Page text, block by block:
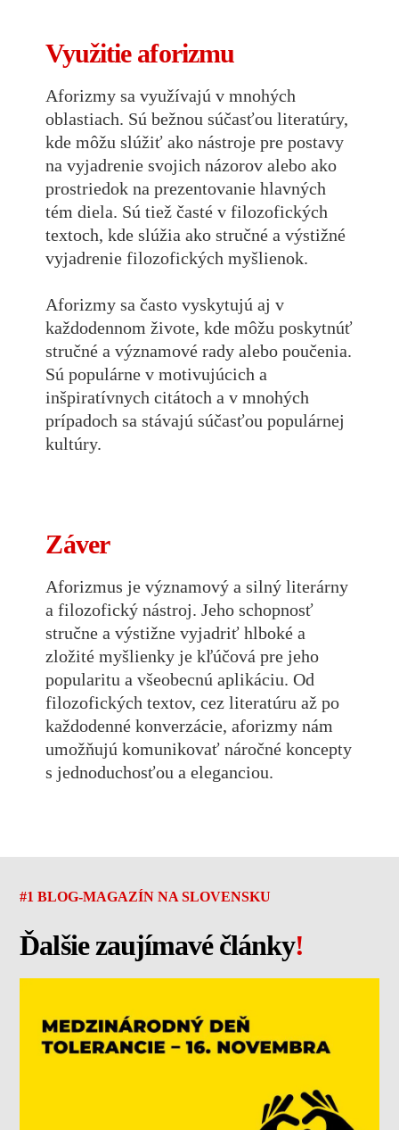
Využitie aforizmu
Aforizmy sa využívajú v mnohých
oblastiach. Sú bežnou súčasťou literatúry,
kde môžu slúžiť ako nástroje pre postavy
na vyjadrenie svojich názorov alebo ako
prostriedok na prezentovanie hlavných
tém diela. Sú tiež časté v filozofických
textoch, kde slúžia ako stručné a výstižné
vyjadrenie filozofických myšlienok.
Aforizmy sa často vyskytujú aj v
každodennom živote, kde môžu poskytnúť
stručné a významové rady alebo poučenia.
Sú populárne v motivujúcich a
inšpiratívnych citátoch a v mnohých
prípadoch sa stávajú súčasťou populárnej
kultúry.
Záver
Aforizmus je významový a silný literárny
a filozofický nástroj. Jeho schopnosť
stručne a výstižne vyjadriť hlboké a
zložité myšlienky je kľúčová pre jeho
popularitu a všeobecnú aplikáciu. Od
filozofických textov, cez literatúru až po
každodenné konverzácie, aforizmy nám
umožňujú komunikovať náročné koncepty
s jednoduchosťou a eleganciou.
#1 BLOG-MAGAZÍN NA SLOVENSKU
Ďalšie zaujímavé články!